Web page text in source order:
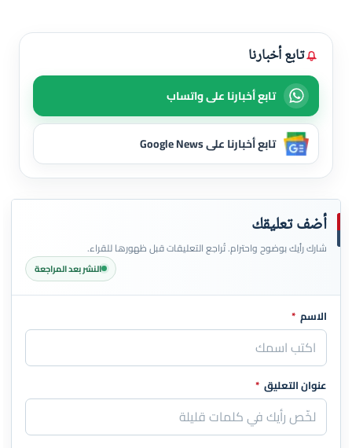
تابع أخبارنا
تابع أخبارنا على واتساب
تابع أخبارنا على Google News
أضف تعليقك
شارك رأيك بوضوح واحترام. تُراجع التعليقات قبل ظهورها للقراء.
النشر بعد المراجعة
اترك هذا الحقل فارغاً
الاسم *
عنوان التعليق *